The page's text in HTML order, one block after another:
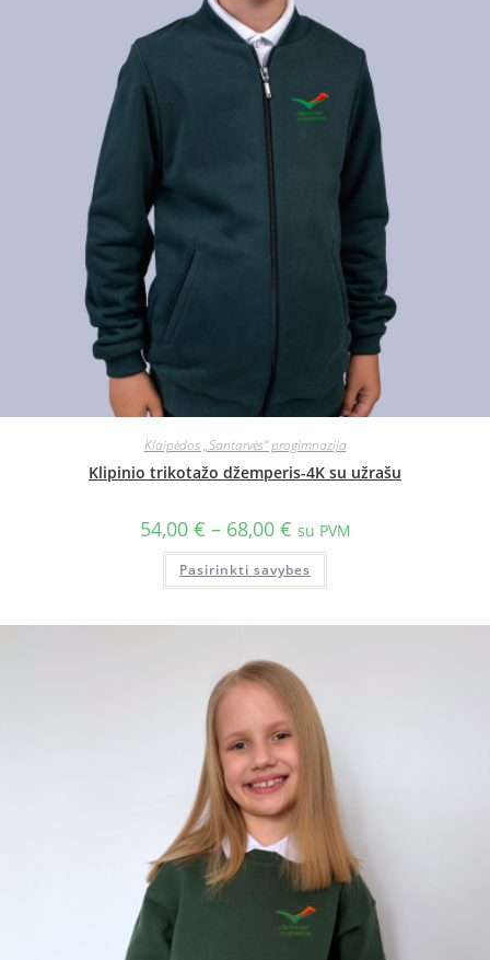
Klaipėdos „Santarvės“ progimnazija
Klipinio trikotažo džemperis-4K su užrašu
54,00 € – 68,00 € su PVM
Pasirinkti savybes